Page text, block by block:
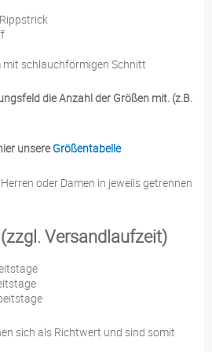
schlauchförmigen Schnitt
die Anzahl der Größen mit. (z.B.
unsereGrößentabelle
oder Damen in jeweils getrennen
Versandlaufzeit)
sich als Richtwert und sind somit